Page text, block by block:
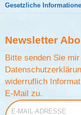
Gesetzliche
Newsletter
Bitte senden Sie
widerruflich
E-Mail zu.
E-Mail-Adresse